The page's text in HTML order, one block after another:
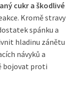
cukr a škodlivé
Kromě stravy
spánku a
hladinu zánětu
návyků a
bojovat proti